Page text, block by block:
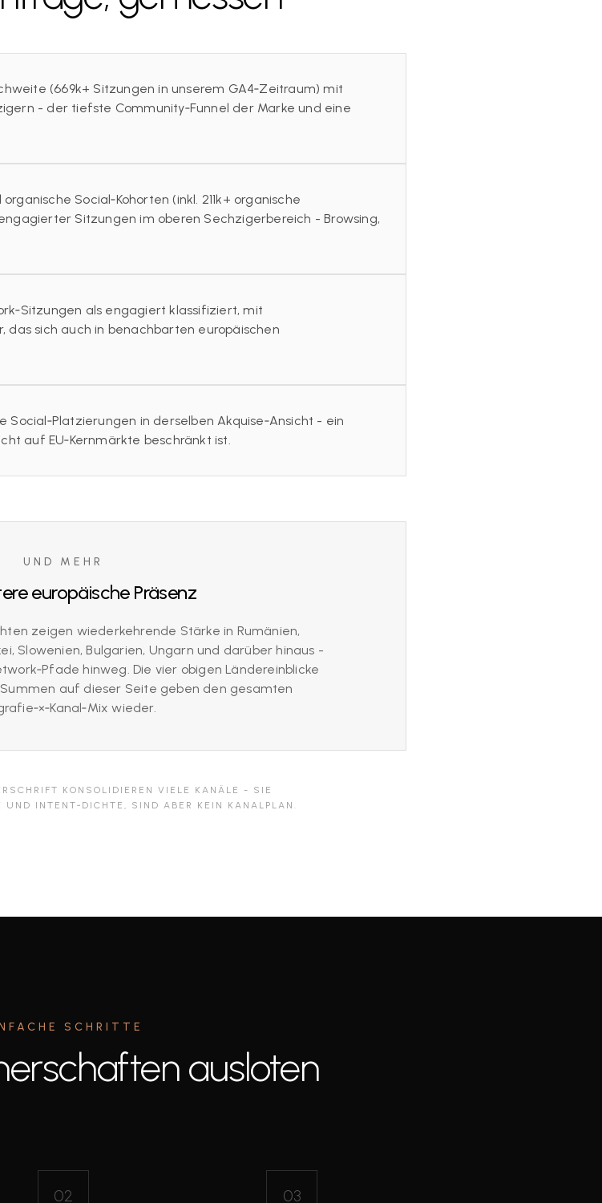
(669k+ Sitzungen in unserem GA4‑Zeitraum) mit
- der tiefste Community‑Funnel der Marke und eine
Social‑Kohorten (inkl. 211k+ organische
Sitzungen im oberen Sechzigerbereich - Browsing,
als engagiert klassifiziert, mit
das sich auch in benachbarten europäischen
Social‑Platzierungen in derselben Akquise‑Ansicht - ein
auf EU‑Kernmärkte beschränkt ist.
UND MEHR
europäische Präsenz
zeigen wiederkehrende Stärke in Rumänien,
Slowenien, Bulgarien, Ungarn und darüber hinaus -
hinweg. Die vier obigen Ländereinblicke
auf dieser Seite geben den gesamten
wieder.
KONSOLIDIEREN VIELE KANÄLE - SIE
INTENT‑DICHTE, SIND ABER KEIN KANALPLAN.
SCHRITTE
ausloten
02 03